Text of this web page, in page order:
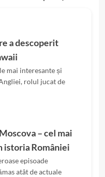
a descoperit
mai interesante și
rolul jucat de
– cel mai
istoria României
episoade
atât de actuale